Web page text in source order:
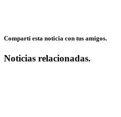
Compartí esta noticia con tus amigos.
Noticias relacionadas.